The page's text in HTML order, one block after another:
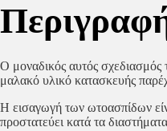
Ο μοναδικός αυτός σχεδιασμός
μαλακό υλικό κατασκευής
Η εισαγωγή των ωτοασπίδων
προστατεύει κατά τα